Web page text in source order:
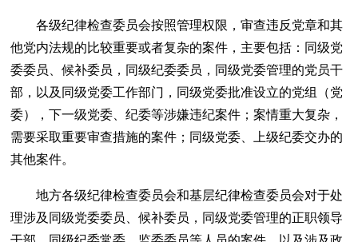
各级纪律检查委员会按照管理权限，审查违反党章和其
他党内法规的比较重要或者复杂的案件，主要包括：同级党
委委员、候补委员，同级纪委委员，同级党委管理的党员干
部，以及同级党委工作部门，同级党委批准设立的党组（党
委），下一级党委、纪委等涉嫌违纪案件；案情重大复杂，
需要采取重要审查措施的案件；同级党委、上级纪委交办的
其他案件。
地方各级纪律检查委员会和基层纪律检查委员会对于处
理涉及同级党委委员、候补委员，同级党委管理的正职领导